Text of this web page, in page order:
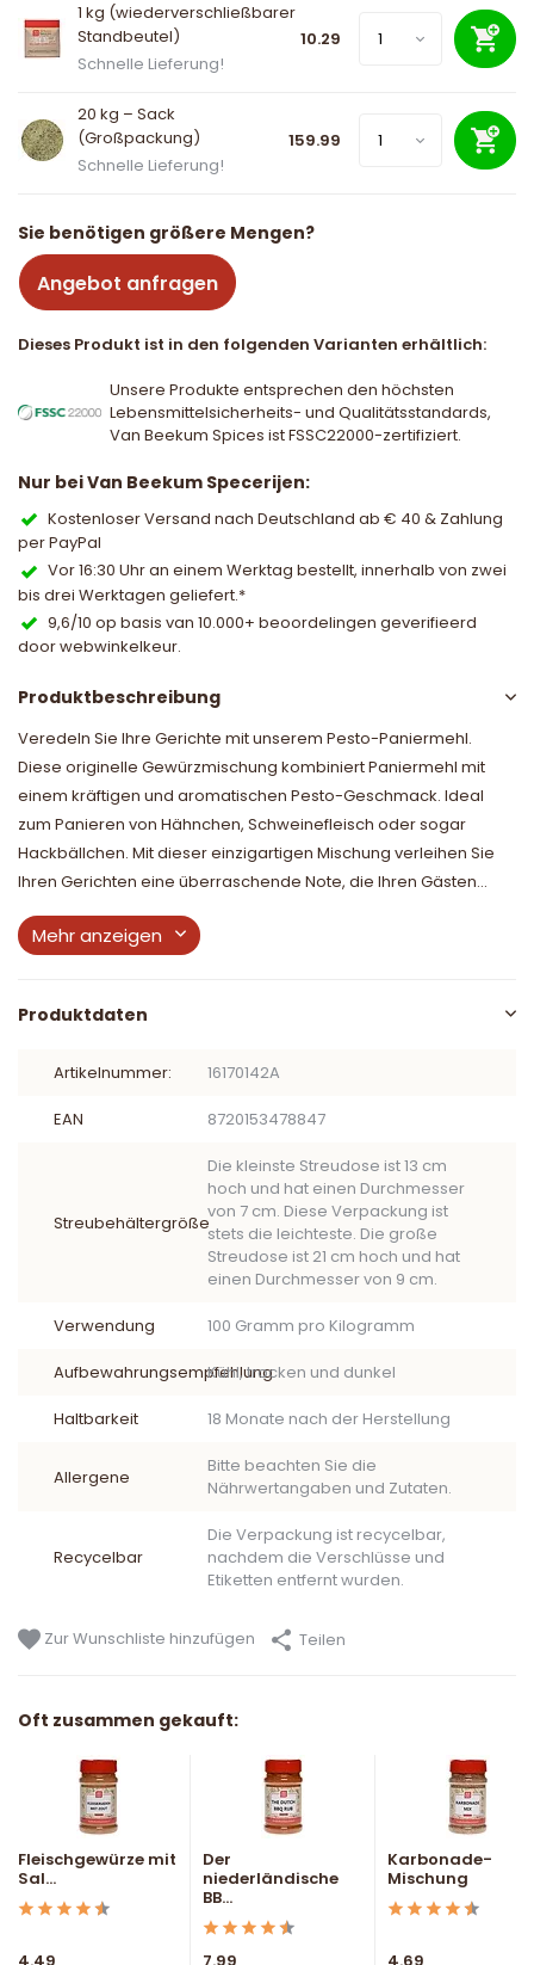
1 kg (wiederverschließbarer
Standbeutel)
Schnelle Lieferung!
10.29
20 kg – Sack
(Großpackung)
Schnelle Lieferung!
159.99
Sie benötigen größere Mengen?
Angebot anfragen
Dieses Produkt ist in den folgenden Varianten erhältlich:
Unsere Produkte entsprechen den höchsten
Lebensmittelsicherheits- und Qualitätsstandards,
Van Beekum Spices ist FSSC22000-zertifiziert.
Nur bei Van Beekum Specerijen:
Kostenloser Versand nach Deutschland ab € 40 & Zahlung
per PayPal
Vor 16:30 Uhr an einem Werktag bestellt, innerhalb von zwei
bis drei Werktagen geliefert.*
9,6/10 op basis van 10.000+ beoordelingen geverifieerd
door webwinkelkeur.
Produktbeschreibung
Veredeln Sie Ihre Gerichte mit unserem Pesto-Paniermehl.
Diese originelle Gewürzmischung kombiniert Paniermehl mit
einem kräftigen und aromatischen Pesto-Geschmack. Ideal
zum Panieren von Hähnchen, Schweinefleisch oder sogar
Hackbällchen. Mit dieser einzigartigen Mischung verleihen Sie
Ihren Gerichten eine überraschende Note, die Ihren Gästen...
Mehr anzeigen
Produktdaten
Artikelnummer: 16170142A
EAN 8720153478847
Streubehältergröße
Die kleinste Streudose ist 13 cm
hoch und hat einen Durchmesser
von 7 cm. Diese Verpackung ist
stets die leichteste. Die große
Streudose ist 21 cm hoch und hat
einen Durchmesser von 9 cm.
Verwendung 100 Gramm pro Kilogramm
AufbewahrungsempfehlungKühl, trocken und dunkel
Haltbarkeit 18 Monate nach der Herstellung
Allergene
Bitte beachten Sie die
Nährwertangaben und Zutaten.
Recycelbar
Die Verpackung ist recycelbar,
nachdem die Verschlüsse und
Etiketten entfernt wurden.
Zur Wunschliste hinzufügen Teilen
Oft zusammen gekauft:
Fleischgewürze mit
Sal...
Der
niederländische
BB...
Karbonade-
Mischung